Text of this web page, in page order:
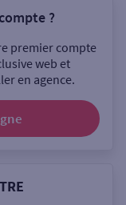
?
premier compte
web et
en agence.